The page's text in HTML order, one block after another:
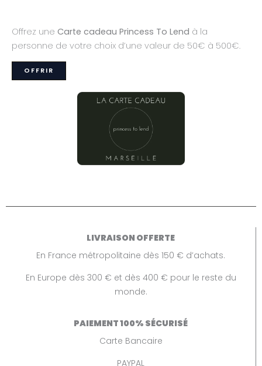
Offrez une Carte cadeau Princess To Lend à la
personne de votre choix d’une valeur de 50€ à 500€.
OFFRIR
LIVRAISON OFFERTE
En France métropolitaine dès 150 € d’achats.
En Europe dès 300 € et dès 400 € pour le reste du
monde.
PAIEMENT 100% SÉCURISÉ
Carte Bancaire
PAYPAL